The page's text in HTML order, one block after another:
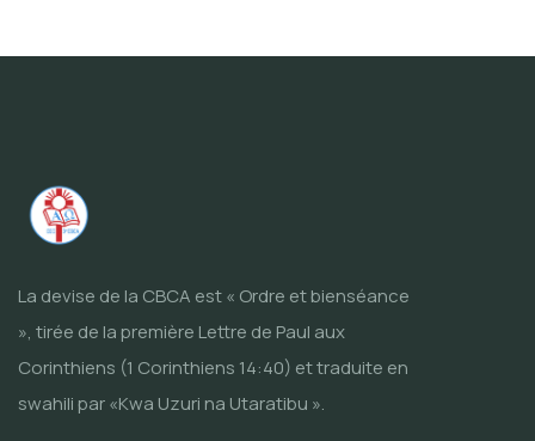
La devise de la CBCA est « Ordre et bienséance
», tirée de la première Lettre de Paul aux
Corinthiens (1 Corinthiens 14:40) et traduite en
swahili par «Kwa Uzuri na Utaratibu ».